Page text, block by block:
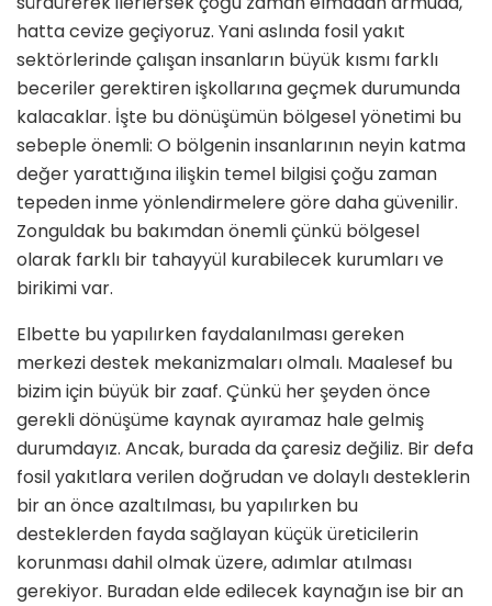
hatta cevize geçiyoruz. Yani aslında fosil yakıt
sektörlerinde çalışan insanların büyük kısmı farklı
beceriler gerektiren işkollarına geçmek durumunda
kalacaklar. İşte bu dönüşümün bölgesel yönetimi bu
sebeple önemli: O bölgenin insanlarının neyin katma
değer yarattığına ilişkin temel bilgisi çoğu zaman
tepeden inme yönlendirmelere göre daha güvenilir.
Zonguldak bu bakımdan önemli çünkü bölgesel
olarak farklı bir tahayyül kurabilecek kurumları ve
birikimi var.
Elbette bu yapılırken faydalanılması gereken
merkezi destek mekanizmaları olmalı. Maalesef bu
bizim için büyük bir zaaf. Çünkü her şeyden önce
gerekli dönüşüme kaynak ayıramaz hale gelmiş
durumdayız. Ancak, burada da çaresiz değiliz. Bir defa
fosil yakıtlara verilen doğrudan ve dolaylı desteklerin
bir an önce azaltılması, bu yapılırken bu
desteklerden fayda sağlayan küçük üreticilerin
korunması dahil olmak üzere, adımlar atılması
gerekiyor. Buradan elde edilecek kaynağın ise bir an